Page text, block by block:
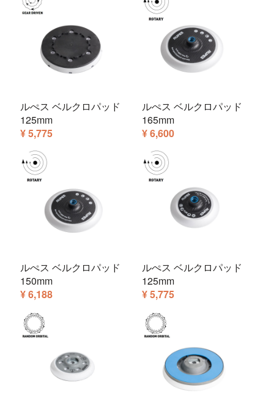
ルぺス ベルクロパッド
125mm
¥ 5,775
ルぺス ベルクロパッド
165mm
¥ 6,600
ルぺス ベルクロパッド
150mm
¥ 6,188
ルぺス ベルクロパッド
125mm
¥ 5,775